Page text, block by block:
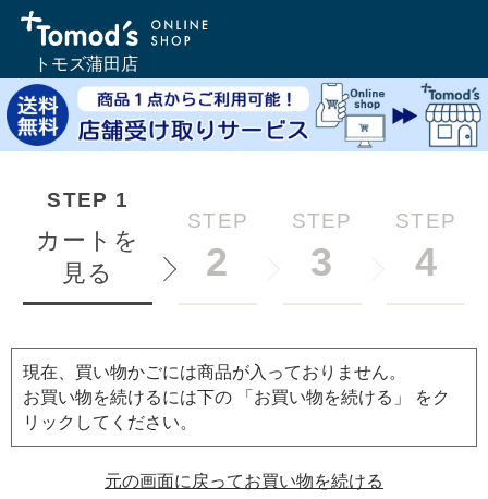
トモズ蒲田店
STEP 1
カートを
見る
STEP
2
STEP
3
STEP
4
現在、買い物かごには商品が入っておりません。
お買い物を続けるには下の 「お買い物を続ける」 をク
リックしてください。
元の画面に戻ってお買い物を続ける